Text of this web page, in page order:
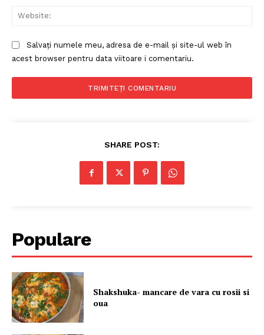
Salvați numele meu, adresa de e-mail și site-ul web în
acest browser pentru data viitoare i comentariu.
SHARE POST:
Populare
Shakshuka- mancare de vara cu rosii si
oua